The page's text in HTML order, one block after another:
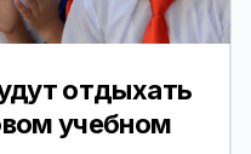
отдыхать
учебном